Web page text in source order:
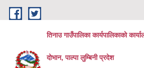
Skip to main content
तिनाउ गाउँपालिका कार्यपालिकाकाे
दोभान, पाल्पा लुम्बिनी प्रदेश